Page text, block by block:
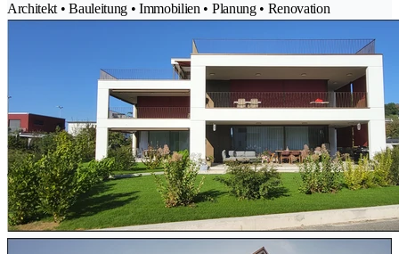
Architekt • Bauleitung • Immobilien • Planung • Renovation